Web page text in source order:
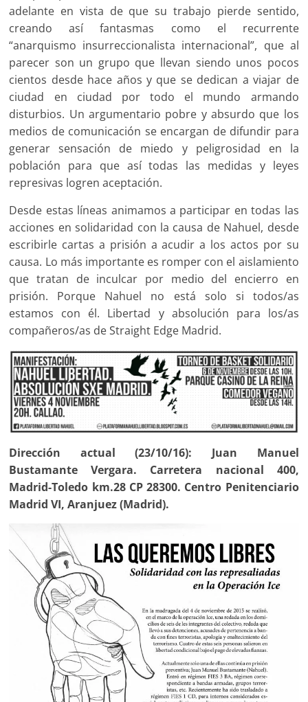
adelante en vista de que su trabajo pierde sentido,
creando así fantasmas como el recurrente
“anarquismo insurreccionalista internacional”, que al
parecer son un grupo que llevan siendo unos pocos
cientos desde hace años y que se dedican a viajar de
ciudad en ciudad por todo el mundo armando
disturbios. Un argumentario pobre y absurdo que los
medios de comunicación se encargan de difundir para
generar sensación de miedo y peligrosidad en la
población para que así todas las medidas y leyes
represivas logren aceptación.
Desde estas líneas animamos a participar en todas las
acciones en solidaridad con la causa de Nahuel, desde
escribirle cartas a prisión a acudir a los actos por su
causa. Lo más importante es romper con el aislamiento
que tratan de inculcar por medio del encierro en
prisión. Porque Nahuel no está solo si todos/as
estamos con él. Libertad y absolución para los/as
compañeros/as de Straight Edge Madrid.
Dirección actual (23/10/16): Juan Manuel
Bustamante Vergara. Carretera nacional 400,
Madrid-Toledo km.28 CP 28300. Centro Penitenciario
Madrid VI, Aranjuez (Madrid).